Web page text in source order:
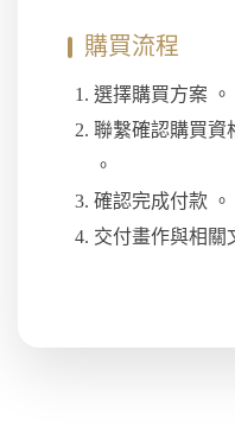
購買流程
選擇購買方案 。
聯繫確認購買資
。
確認完成付款 。
交付畫作與相關